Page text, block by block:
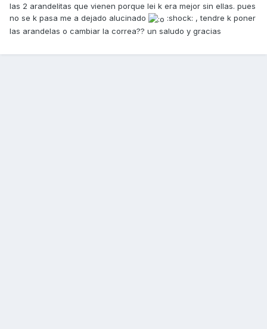
las 2 arandelitas que vienen porque lei k era mejor sin ellas. pues
no se k pasa me a dejado alucinado
:shock: , tendre k poner
las arandelas o cambiar la correa?? un saludo y gracias